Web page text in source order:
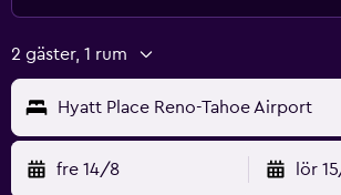
2 gäster, 1 rum
Hyatt Place Reno-Tahoe Airport
fre 14/8 lör